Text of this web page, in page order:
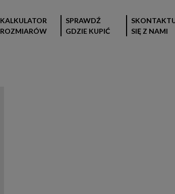
KALKULATOR
ROZMIARÓW
SPRAWDŹ
GDZIE KUPIĆ
SIĘ Z NAMI